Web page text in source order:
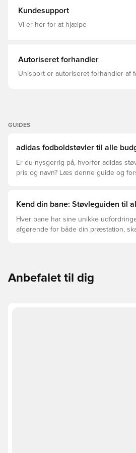
finde din perfekte pasform til
2D-printlinjerne tilføjer en dynamisk
afspejler energien fra
Tekstilfor Ydersål til fast underlag
printlinjer HALOSKIN-teknologi
Vægt: 191 g (UK str. 8,5)
Kundesupport
Vi er her for at hjælpe
Autoriseret forhandler
Unisport er autoriseret forhandler af
GUIDES
adidas fodboldstøvler til alle
Er du nysgerrig på, hvorfor adidas
pris og navn? Læs denne guide og
Kend din bane: Støvleguiden til
Hver bane har sine unikke
afgørende for både din præstation,
Anbefalet til dig